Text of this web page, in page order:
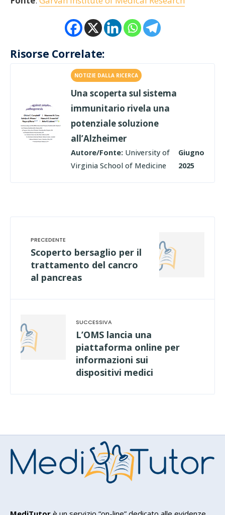
Risorse Correlate:
NOTIZIE DALLA RICERCA
Una scoperta sul sistema
immunitario rivela una
potenziale soluzione
all’Alzheimer
Autore/Fonte: University of
Virginia School of Medicine
Giugno
2025
Scoperto bersaglio per il
trattamento del cancro
al pancreas
L’OMS lancia una
piattaforma online per
informazioni sui
dispositivi medici